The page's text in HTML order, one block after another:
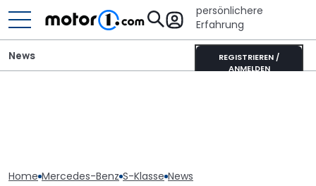
persönlichere
Erfahrung
REGISTRIEREN /
ANMELDEN
News
Home Mercedes-Benz S-Klasse News